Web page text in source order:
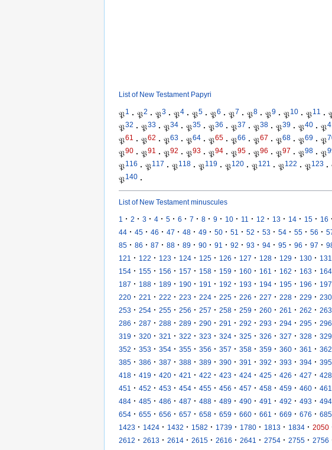
List of New Testament Papyri
𝔓1 · 𝔓2 · 𝔓3 · 𝔓4 · 𝔓5 · 𝔓6 · 𝔓7 · 𝔓8 · 𝔓9 · 𝔓10 · 𝔓11 ·
𝔓32 · 𝔓33 · 𝔓34 · 𝔓35 · 𝔓36 · 𝔓37 · 𝔓38 · 𝔓39 · 𝔓40 · 𝔓
𝔓61 · 𝔓62 · 𝔓63 · 𝔓64 · 𝔓65 · 𝔓66 · 𝔓67 · 𝔓68 · 𝔓69 · 𝔓
𝔓90 · 𝔓91 · 𝔓92 · 𝔓93 · 𝔓94 · 𝔓95 · 𝔓96 · 𝔓97 · 𝔓98 · 𝔓
𝔓116 · 𝔓117 · 𝔓118 · 𝔓119 · 𝔓120 · 𝔓121 · 𝔓122 · 𝔓123 ·
𝔓140 ·
List of New Testament minuscules
1 · 2 · 3 · 4 · 5 · 6 · 7 · 8 · 9 · 10 · 11 · 12 · 13 · 14 · 15 · 16 ·
44 · 45 · 46 · 47 · 48 · 49 · 50 · 51 · 52 · 53 · 54 · 55 · 56 ·
85 · 86 · 87 · 88 · 89 · 90 · 91 · 92 · 93 · 94 · 95 · 96 · 97 ·
121 · 122 · 123 · 124 · 125 · 126 · 127 · 128 · 129 · 130 · 131
154 · 155 · 156 · 157 · 158 · 159 · 160 · 161 · 162 · 163 · 164
187 · 188 · 189 · 190 · 191 · 192 · 193 · 194 · 195 · 196 · 197
220 · 221 · 222 · 223 · 224 · 225 · 226 · 227 · 228 · 229 · 230
253 · 254 · 255 · 256 · 257 · 258 · 259 · 260 · 261 · 262 · 263
286 · 287 · 288 · 289 · 290 · 291 · 292 · 293 · 294 · 295 · 296
319 · 320 · 321 · 322 · 323 · 324 · 325 · 326 · 327 · 328 · 329
352 · 353 · 354 · 355 · 356 · 357 · 358 · 359 · 360 · 361 · 362
385 · 386 · 387 · 388 · 389 · 390 · 391 · 392 · 393 · 394 · 395
418 · 419 · 420 · 421 · 422 · 423 · 424 · 425 · 426 · 427 · 428
451 · 452 · 453 · 454 · 455 · 456 · 457 · 458 · 459 · 460 · 461
484 · 485 · 486 · 487 · 488 · 489 · 490 · 491 · 492 · 493 · 494
654 · 655 · 656 · 657 · 658 · 659 · 660 · 661 · 669 · 676 · 685
1423 · 1424 · 1432 · 1582 · 1739 · 1780 · 1813 · 1834 · 2050
2612 · 2613 · 2614 · 2615 · 2616 · 2641 · 2754 · 2755 · 2756